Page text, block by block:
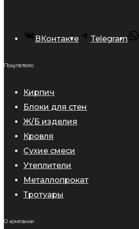
ВКонтакте Telegram
Покупателю
Кирпич
Блоки для стен
Ж/Б изделия
Кровля
Сухие смеси
Утеплители
Металлопрокат
Тротуары
О компании